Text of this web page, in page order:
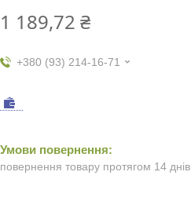
1 189,72 ₴
+380 (93) 214-16-71
повернення товару протягом 14 днів